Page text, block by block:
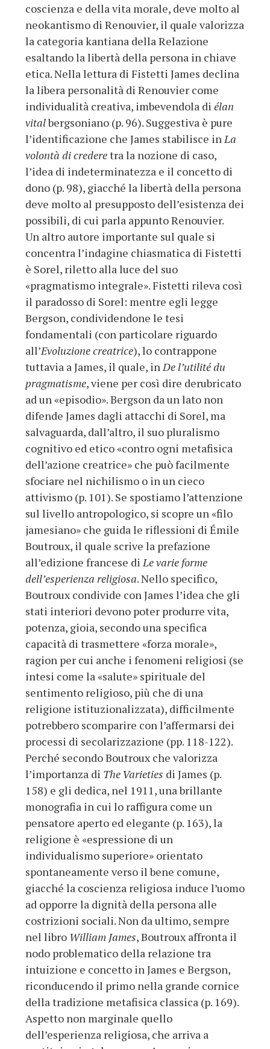
coscienza e della vita morale, deve molto al
neokantismo di Renouvier, il quale valorizza
la categoria kantiana della Relazione
esaltando la libertà della persona in chiave
etica. Nella lettura di Fistetti James declina
la libera personalità di Renouvier come
individualità creativa, imbevendola di élan
vitalbergsoniano (p. 96). Suggestiva è pure
l’identificazione che James stabilisce inLa
volontà di crederetra la nozione di caso,
l’idea di indeterminatezza e il concetto di
dono (p. 98), giacché la libertà della persona
deve molto al presupposto dell’esistenza dei
possibili, di cui parla appunto Renouvier.
Un altro autore importante sul quale si
concentra l’indagine chiasmatica di Fistetti
è Sorel, riletto alla luce del suo
«pragmatismo integrale». Fistetti rileva così
il paradosso di Sorel: mentre egli legge
Bergson, condividendone le tesi
fondamentali (con particolare riguardo
all’Evoluzione creatrice), lo contrappone
tuttavia a James, il quale, inDe l’utilité du
pragmatisme, viene per così dire derubricato
ad un «episodio». Bergson da un lato non
difende James dagli attacchi di Sorel, ma
salvaguarda, dall’altro, il suo pluralismo
cognitivo ed etico «contro ogni metafisica
dell’azione creatrice» che può facilmente
sfociare nel nichilismo o in un cieco
attivismo (p. 101). Se spostiamo l’attenzione
sul livello antropologico, si scopre un «filo
jamesiano» che guida le riflessioni di Émile
Boutroux, il quale scrive la prefazione
all’edizione francese diLe varie forme
dell’esperienza religiosa. Nello specifico,
Boutroux condivide con James l’idea che gli
stati interiori devono poter produrre vita,
potenza, gioia, secondo una specifica
capacità di trasmettere «forza morale»,
ragion per cui anche i fenomeni religiosi (se
intesi come la «salute» spirituale del
sentimento religioso, più che di una
religione istituzionalizzata), difficilmente
potrebbero scomparire con l’affermarsi dei
processi di secolarizzazione (pp. 118-122).
Perché secondo Boutroux che valorizza
l’importanza di The Varieties di James (p.
158) e gli dedica, nel 1911, una brillante
monografia in cui lo raffigura come un
pensatore aperto ed elegante (p. 163), la
religione è «espressione di un
individualismo superiore» orientato
spontaneamente verso il bene comune,
giacché la coscienza religiosa induce l’uomo
ad opporre la dignità della persona alle
costrizioni sociali. Non da ultimo, sempre
nel libro William James, Boutroux affronta il
nodo problematico della relazione tra
intuizione e concetto in James e Bergson,
riconducendo il primo nella grande cornice
della tradizione metafisica classica (p. 169).
Aspetto non marginale quello
dell’esperienza religiosa, che arriva a